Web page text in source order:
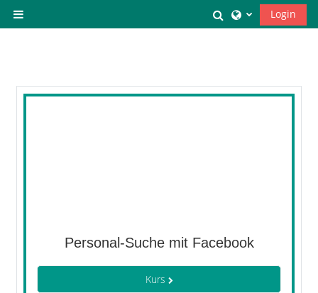
Website-Übersicht
Sucheingabe
Login
Personal-Suche mit Facebook
Kurs